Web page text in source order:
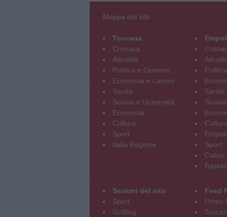
Mappa del sito
Toscana
Cronaca
Attualità
Politica e Opinioni
Economia e Lavoro
Sanità
Scuola e Università
Economia
Cultura
Sport
dalla Regione
Sanità
Cultura
Sport
Calcio
Basket
Sezioni del sito
Sport
GoBlog
Feed
Primo